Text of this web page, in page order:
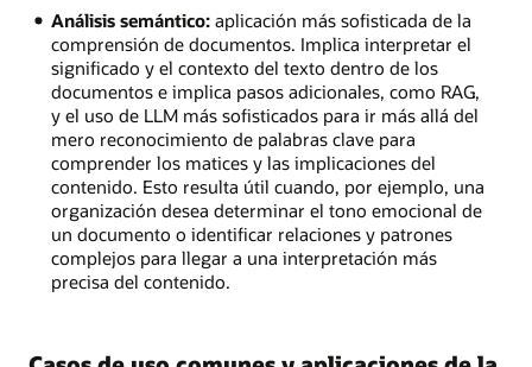
Análisis semántico:aplicación más sofisticada de la
comprensión de documentos. Implica interpretar el
significado y el contexto del texto dentro de los
documentos e implica pasos adicionales, como RAG,
y el uso de LLM más sofisticados para ir más allá del
mero reconocimiento de palabras clave para
comprender los matices y las implicaciones del
contenido. Esto resulta útil cuando, por ejemplo, una
organización desea determinar el tono emocional de
un documento o identificar relaciones y patrones
complejos para llegar a una interpretación más
precisa del contenido.